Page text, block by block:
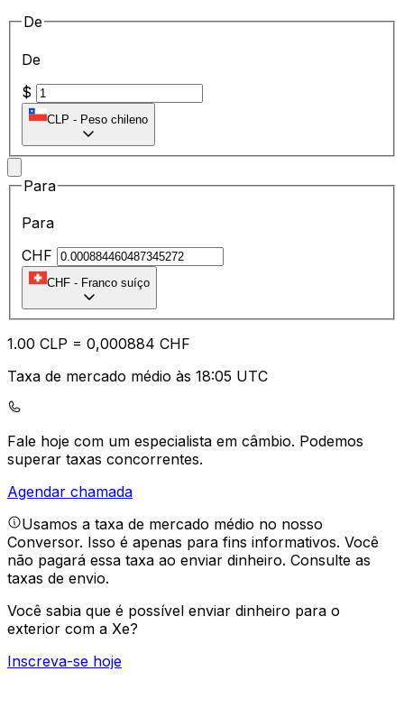
De
De
$
CLP - Peso chileno
Para
Para
CHF
CHF - Franco suíço
1.00 CLP = 0,000884 CHF
Taxa de mercado médio às 18:05 UTC
Fale hoje com um especialista em câmbio. Podemos
superar taxas concorrentes.
Agendar chamada
Usamos a taxa de mercado médio no nosso
Conversor. Isso é apenas para fins informativos. Você
não pagará essa taxa ao enviar dinheiro. Consulte as
taxas de envio.
Você sabia que é possível enviar dinheiro para o
exterior com a Xe?
Inscreva-se hoje